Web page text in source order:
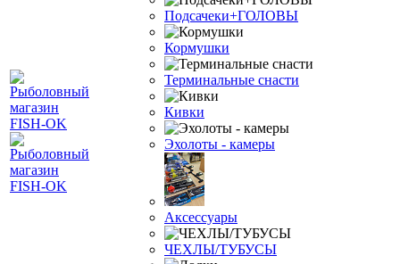
Подсачеки+ГОЛОВЫ
Кормушки
Терминальные снасти
Кивки
Эхолоты - камеры
Аксессуары
ЧЕХЛЫ/ТУБУСЫ